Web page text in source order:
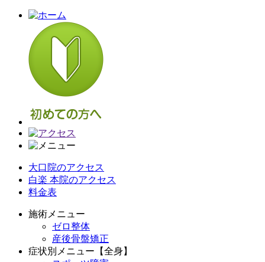
大口院のアクセス
白楽 本院のアクセス
料金表
施術メニュー
ゼロ整体
産後骨盤矯正
症状別メニュー【全身】